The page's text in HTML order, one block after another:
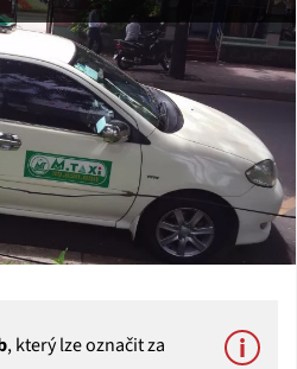
, který lze označit za